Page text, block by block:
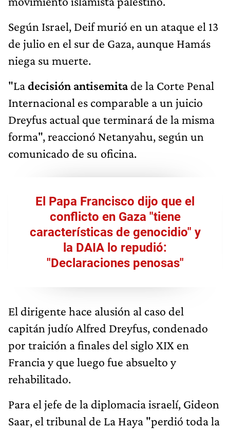
Según Israel, Deif murió en un ataque el 13
de julio en el sur de Gaza, aunque Hamás
niega su muerte.
"Ladecisión antisemitade la Corte Penal
Internacional es comparable a un juicio
Dreyfus actual que terminará de la misma
forma", reaccionó Netanyahu, según un
comunicado de su oficina.
El Papa Francisco dijo que el
conflicto en Gaza "tiene
características de genocidio" y
la DAIA lo repudió:
"Declaraciones penosas"
El dirigente hace alusión al caso del
capitán judío Alfred Dreyfus, condenado
por traición a finales del siglo XIX en
Francia y que luego fue absuelto y
rehabilitado.
Para el jefe de la diplomacia israelí, Gideon
Saar, el tribunal de La Haya "perdió toda la